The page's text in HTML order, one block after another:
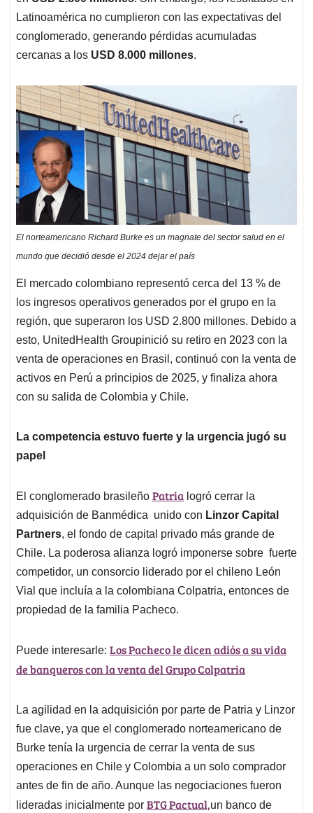
Latinoamérica no cumplieron con las expectativas del
conglomerado, generando pérdidas acumuladas
cercanas a los USD 8.000 millones.
El norteamericano Richard Burke es un magnate del sector salud en el
mundo que decidió desde el 2024 dejar el país
El mercado colombiano representó cerca del 13 % de
los ingresos operativos generados por el grupo en la
región, que superaron los USD 2.800 millones. Debido a
esto, UnitedHealth Groupinició su retiro en 2023 con la
venta de operaciones en Brasil, continuó con la venta de
activos en Perú a principios de 2025, y finaliza ahora
con su salida de Colombia y Chile.
La competencia estuvo fuerte y la urgencia jugó su
papel
El conglomerado brasileño Patria logró cerrar la
adquisición de Banmédica unido con Linzor Capital
Partners, el fondo de capital privado más grande de
Chile. La poderosa alianza logró imponerse sobre fuerte
competidor, un consorcio liderado por el chileno León
Vial que incluía a la colombiana Colpatria, entonces de
propiedad de la familia Pacheco.
Puede interesarle: Los Pacheco le dicen adiós a su vida
de banqueros con la venta del Grupo Colpatria
La agilidad en la adquisición por parte de Patria y Linzor
fue clave, ya que el conglomerado norteamericano de
Burke tenía la urgencia de cerrar la venta de sus
operaciones en Chile y Colombia a un solo comprador
antes de fin de año. Aunque las negociaciones fueron
lideradas inicialmente por BTG Pactual,un banco de